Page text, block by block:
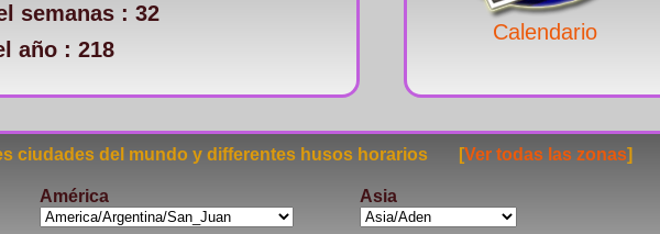
semanas : 32
año : 218
Calendario
ciudades del mundo y differentes husos horarios [Ver todas las zonas]
América Asia